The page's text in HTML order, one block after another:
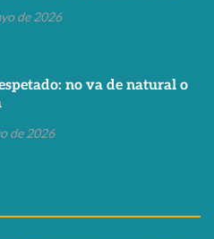
de 2026
no va de natural o
de 2026